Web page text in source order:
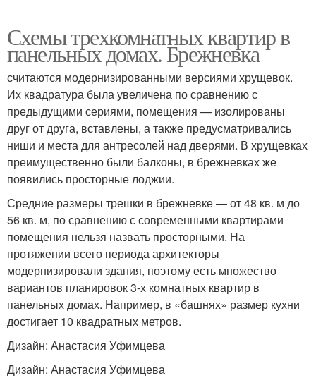
Схемы трехкомнатных квартир в
панельных домах. Брежневка
считаются модернизированными версиями хрущевок.
Их квадратура была увеличена по сравнению с
предыдущими сериями, помещения — изолированы
друг от друга, вставлены, а также предусматривались
ниши и места для антресолей над дверями. В хрущевках
преимущественно были балконы, в брежневках же
появились просторные лоджии.
Средние размеры трешки в брежневке — от 48 кв. м до
56 кв. м, по сравнению с современными квартирами
помещения нельзя назвать просторными. На
протяжении всего периода архитекторы
модернизировали здания, поэтому есть множество
вариантов планировок 3-х комнатных квартир в
панельных домах. Например, в «башнях» размер кухни
достигает 10 квадратных метров.
Дизайн: Анастасия Уфимцева
Дизайн: Анастасия Уфимцева